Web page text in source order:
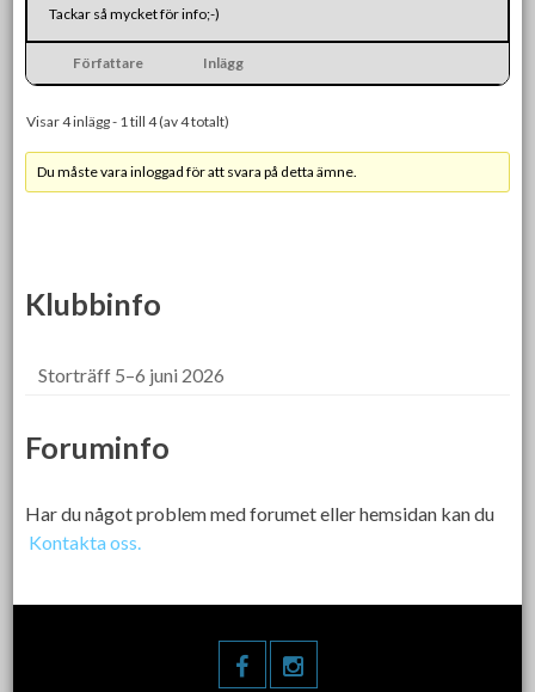
Tackar så mycket för info;-)
Författare Inlägg
Visar 4 inlägg - 1 till 4 (av 4 totalt)
Du måste vara inloggad för att svara på detta ämne.
Klubbinfo
Storträff 5–6 juni 2026
Foruminfo
Har du något problem med forumet eller hemsidan kan du
Kontakta oss.